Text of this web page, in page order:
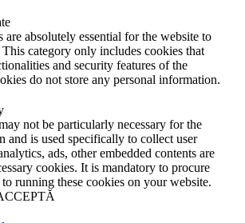
are absolutely essential for the website to
category only includes cookies that
and security features of the
do not store any personal information.
not be particularly necessary for the
and is used specifically to collect user
ads, other embedded contents are
cookies. It is mandatory to procure
running these cookies on your website.